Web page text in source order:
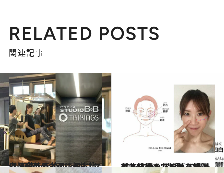
RELATED POSTS
関連記事
2023.8.6
姿勢改善のポイントとは？ 答えを探すために マシンピラティスに初挑戦
ビューティ＆ヘルス 2023.7.30
美と健康のプロが こぞってすすめる“指押し”で ほうれい線＆たるみを解消
ビューティ＆ヘルス